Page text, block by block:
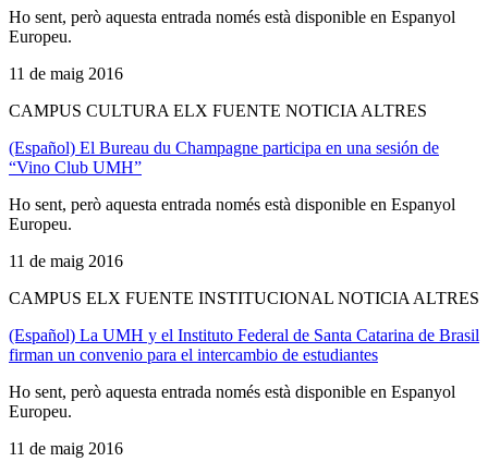
Ho sent, però aquesta entrada només està disponible en Espanyol
Europeu.
11 de maig 2016
CAMPUS CULTURA ELX FUENTE NOTICIA ALTRES
(Español) El Bureau du Champagne participa en una sesión de
“Vino Club UMH”
Ho sent, però aquesta entrada només està disponible en Espanyol
Europeu.
11 de maig 2016
CAMPUS ELX FUENTE INSTITUCIONAL NOTICIA ALTRES
(Español) La UMH y el Instituto Federal de Santa Catarina de Brasil
firman un convenio para el intercambio de estudiantes
Ho sent, però aquesta entrada només està disponible en Espanyol
Europeu.
11 de maig 2016